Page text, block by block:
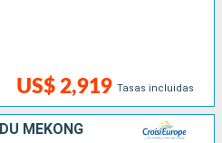
US$ 2,919 Tasas incluidas
MÉKONG